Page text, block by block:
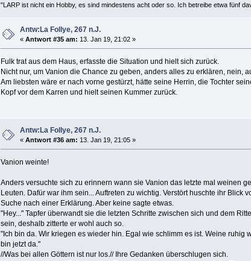
"LARP ist nicht ein Hobby, es sind mindestens acht oder so. Ich betreibe etwa fünf
Antw:La Follye, 267 n.J.
«Antwort #35 am: 13. Jan 19, 21:02 »
Fulk trat aus dem Haus, erfasste die Situation und hielt sich zurück.
Nicht nur, um Vanion die Chance zu geben, anders alles zu erklären, nein,
Am liebsten wäre er nach vorne gestürzt, hätte seine Herrin, die Tochter
Kopf vor dem Karren und hielt seinen Kummer zurück.
Antw:La Follye, 267 n.J.
«Antwort #36 am: 13. Jan 19, 21:05 »
Vanion weinte!
Anders versuchte sich zu erinnern wann sie Vanion das letzte mal weinen
Leuten. Dafür war ihm sein... Auftreten zu wichtig. Verstört huschte ihr
Suche nach einer Erklärung. Aber keine sagte etwas.
"Hey..." Tapfer überwandt sie die letzten Schritte zwischen sich und dem
sein, deshalb zitterte er wohl auch so.
"Ich bin da. Wir kriegen es wieder hin. Egal wie schlimm es ist. Weine
bin jetzt da."
//Was bei allen Göttern ist nur los.// Ihre Gedanken überschlugen sich.